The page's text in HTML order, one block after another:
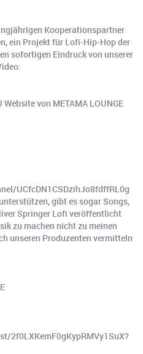
Kooperationspartner
ein Projekt für Lofi-Hip-Hop der
sofortigen Eindruck von unserer
von METAMA LOUNGE
UCfcDN1CSDzihJo8fdffRL0g
gibt es sogar Songs,
Springer Lofi veröffentlicht
zu machen nicht zu meinen
unseren Produzenten vermitteln
2f0LXKemF0gKypRMVy1SuX?